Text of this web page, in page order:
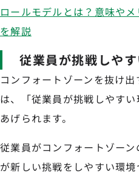
ロールモデルとは？意味や
を解説
従業員が挑戦しや
コンフォートゾーンを抜け
は、「従業員が挑戦しやす
あげられます。
従業員がコンフォートゾー
が新しい挑戦をしやすい環